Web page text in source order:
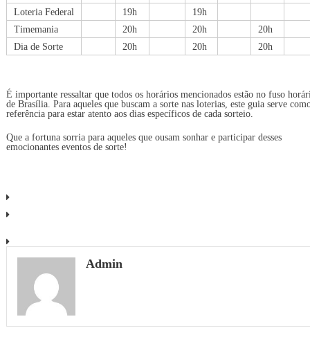
Loteria Federal
19h
19h
Timemania
20h 20h
20h
Dia de Sorte
20h 20h 20h
É importante ressaltar que todos os horários mencionados estão no fuso
de Brasília. Para aqueles que buscam a sorte nas loterias, este guia serve
referência para estar atento aos dias específicos de cada sorteio.
Que a fortuna sorria para aqueles que ousam sonhar e participar desses
emocionantes eventos de sorte!
Admin